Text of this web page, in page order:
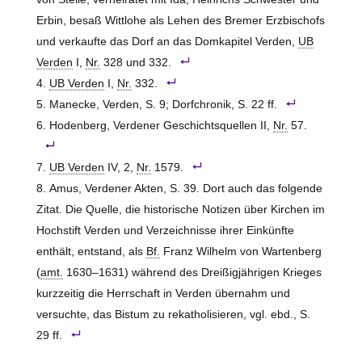
Erbin, besaß Wittlohe als Lehen des Bremer Erzbischofs
und verkaufte das Dorf an das Domkapitel Verden, UB
Verden I, Nr. 328 und 332.
UB Verden I, Nr. 332.
Manecke, Verden, S. 9; Dorfchronik, S. 22 ff.
Hodenberg, Verdener Geschichtsquellen II, Nr. 57.
UB Verden IV, 2, Nr. 1579.
Amus, Verdener Akten, S. 39. Dort auch das folgende
Zitat. Die Quelle, die historische Notizen über Kirchen im
Hochstift Verden und Verzeichnisse ihrer Einkünfte
enthält, entstand, als Bf. Franz Wilhelm von Wartenberg
(amt. 1630–1631) während des Dreißigjährigen Krieges
kurzzeitig die Herrschaft in Verden übernahm und
versuchte, das Bistum zu rekatholisieren, vgl. ebd., S.
29 ff.